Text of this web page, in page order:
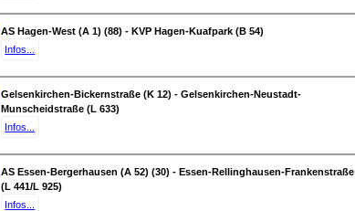
AS Hagen-West (A 1) (88) - KVP Hagen-Kuafpark (B 54)
Infos...
Gelsenkirchen-Bickernstraße (K 12) - Gelsenkirchen-Neustadt-
Munscheidstraße (L 633)
Infos...
AS Essen-Bergerhausen (A 52) (30) - Essen-Rellinghausen-Frankenstraße
(L 441/L 925)
Infos...